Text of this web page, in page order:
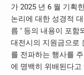
가 2025년 6월 기획
논리에 대한 성경적
름 ’ 등의 내용이 포함
대전시의 지원금으로
를 전파하는 행사를
에 명백히 위배된다고